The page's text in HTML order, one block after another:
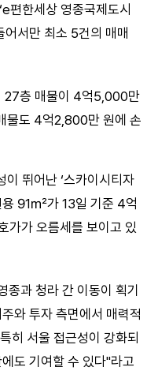
편한세상 영종국제도시
서만 최소 5건의 매매
27층 매물이 4억5,000만
물도 4억2,800만 원에 손
뛰어난 ‘스카이시티자
91㎡가 13일 기준 4억
가가 오름세를 보이고 있
과 청라 간 이동이 획기
와 투자 측면에서 매력적
히 서울 접근성이 강화되
도 기여할 수 있다"라고